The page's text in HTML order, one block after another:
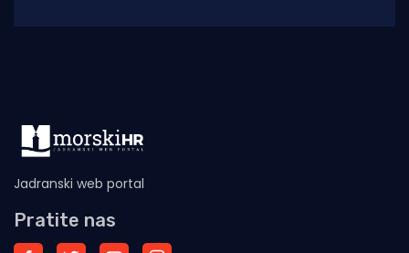
Jadranski web portal
Pratite nas